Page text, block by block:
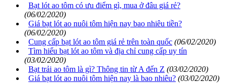
Bạt lót ao tôm có ưu điểm gì, mua ở đâu giá rẻ?
(06/02/2020)
Giá bạt lót ao nuôi tôm hiện nay bao nhiêu tiền?
(06/02/2020)
Cung cấp bạt lót ao tôm giá rẻ trên toàn quốc (06/02/2020)
Tìm hiểu bạt lót ao tôm và địa chỉ cung cấp uy tín
(03/02/2020)
Bạt trải ao tôm là gì? Thông tin từ A đến Z (03/02/2020)
Giá bạt lót ao nuôi tôm hiện nay là bao nhiêu? (03/02/2020)